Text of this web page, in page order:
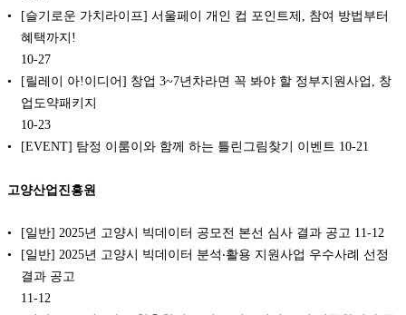
[슬기로운 가치라이프] 서울페이 개인 컵 포인트제, 참여 방법부터
혜택까지!
10-27
[릴레이 아!이디어] 창업 3~7년차라면 꼭 봐야 할 정부지원사업, 창
업도약패키지
10-23
[EVENT] 탐정 이룸이와 함께 하는 틀린그림찾기 이벤트 10-21
고양산업진흥원
[일반] 2025년 고양시 빅데이터 공모전 본선 심사 결과 공고 11-12
[일반] 2025년 고양시 빅데이터 분석‧활용 지원사업 우수사례 선정
결과 공고
11-12